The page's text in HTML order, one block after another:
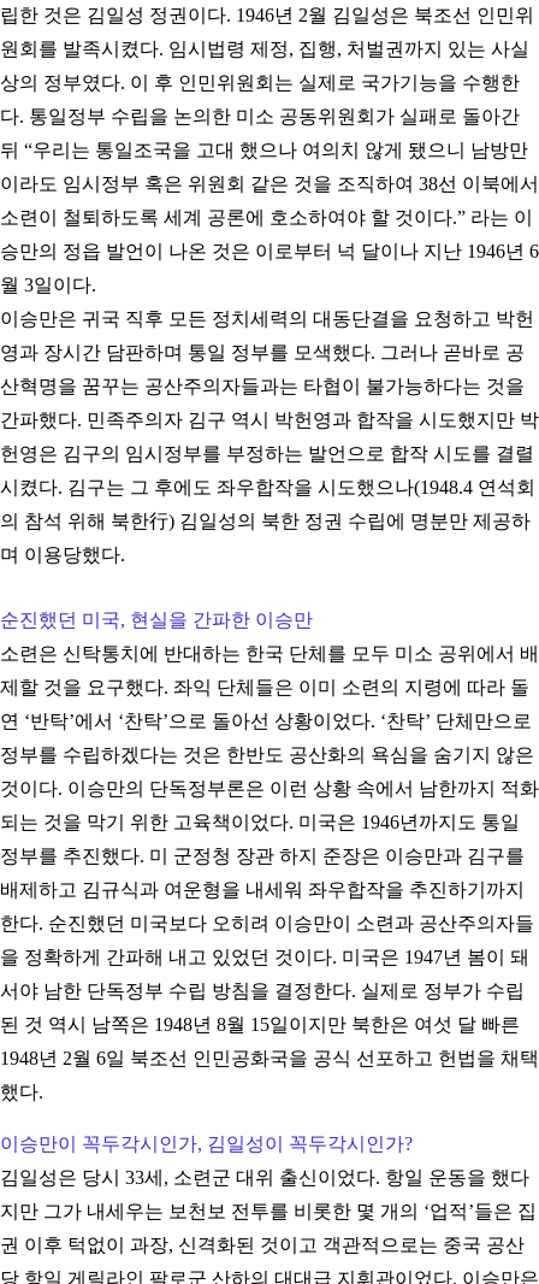
립한 것은 김일성 정권이다. 1946년 2월 김일성은 북조선 인민위
원회를 발족시켰다. 임시법령 제정, 집행, 처벌권까지 있는 사실
상의 정부였다. 이 후 인민위원회는 실제로 국가기능을 수행한
다. 통일정부 수립을 논의한 미소 공동위원회가 실패로 돌아간
뒤 “우리는 통일조국을 고대 했으나 여의치 않게 됐으니 남방만
이라도 임시정부 혹은 위원회 같은 것을 조직하여 38선 이북에서
소련이 철퇴하도록 세계 공론에 호소하여야 할 것이다.” 라는 이
승만의 정읍 발언이 나온 것은 이로부터 넉 달이나 지난 1946년 6
월 3일이다.
이승만은 귀국 직후 모든 정치세력의 대동단결을 요청하고 박헌
영과 장시간 담판하며 통일 정부를 모색했다. 그러나 곧바로 공
산혁명을 꿈꾸는 공산주의자들과는 타협이 불가능하다는 것을
간파했다. 민족주의자 김구 역시 박헌영과 합작을 시도했지만 박
헌영은 김구의 임시정부를 부정하는 발언으로 합작 시도를 결렬
시켰다. 김구는 그 후에도 좌우합작을 시도했으나(1948.4 연석회
의 참석 위해 북한行) 김일성의 북한 정권 수립에 명분만 제공하
며 이용당했다.
순진했던 미국, 현실을 간파한 이승만
소련은 신탁통치에 반대하는 한국 단체를 모두 미소 공위에서 배
제할 것을 요구했다. 좌익 단체들은 이미 소련의 지령에 따라 돌
연 ‘반탁’에서 ‘찬탁’으로 돌아선 상황이었다. ‘찬탁’ 단체만으로
정부를 수립하겠다는 것은 한반도 공산화의 욕심을 숨기지 않은
것이다. 이승만의 단독정부론은 이런 상황 속에서 남한까지 적화
되는 것을 막기 위한 고육책이었다. 미국은 1946년까지도 통일
정부를 추진했다. 미 군정청 장관 하지 준장은 이승만과 김구를
배제하고 김규식과 여운형을 내세워 좌우합작을 추진하기까지
한다. 순진했던 미국보다 오히려 이승만이 소련과 공산주의자들
을 정확하게 간파해 내고 있었던 것이다. 미국은 1947년 봄이 돼
서야 남한 단독정부 수립 방침을 결정한다. 실제로 정부가 수립
된 것 역시 남쪽은 1948년 8월 15일이지만 북한은 여섯 달 빠른
1948년 2월 6일 북조선 인민공화국을 공식 선포하고 헌법을 채택
했다.
이승만이 꼭두각시인가, 김일성이 꼭두각시인가?
김일성은 당시 33세, 소련군 대위 출신이었다. 항일 운동을 했다
지만 그가 내세우는 보천보 전투를 비롯한 몇 개의 ‘업적’들은 집
권 이후 턱없이 과장, 신격화된 것이고 객관적으로는 중국 공산
당 항일 게릴라인 팔로군 산하의 대대급 지휘관이었다. 이승만은